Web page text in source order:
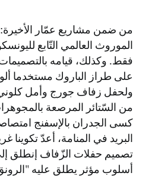
من ضمن مشاريع عمّار
فقط. وكذلك، قيامه
على طراز الباروك مستخدما
ولحفل زفاف جورج وأمل كلوني
من السّتائر المرصعة
كسى الجدران بالإسفنج
البريد في المنامة، أعدّ
تصميم حفلات الزّفاف إنطلق
أسلوب مؤثر يطلق عليه